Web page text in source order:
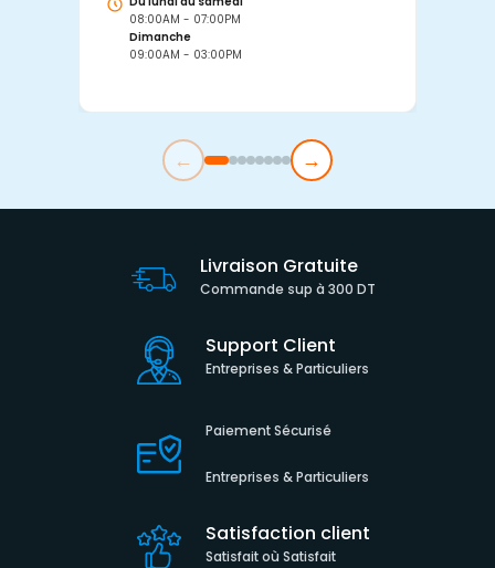
08:00AM - 07:00PM
Dimanche
09:00AM - 03:00PM
← →
Livraison Gratuite
Commande sup à 300 DT
Support Client
Entreprises & Particuliers
Paiement Sécurisé
Entreprises & Particuliers
Satisfaction client
Satisfait où Satisfait